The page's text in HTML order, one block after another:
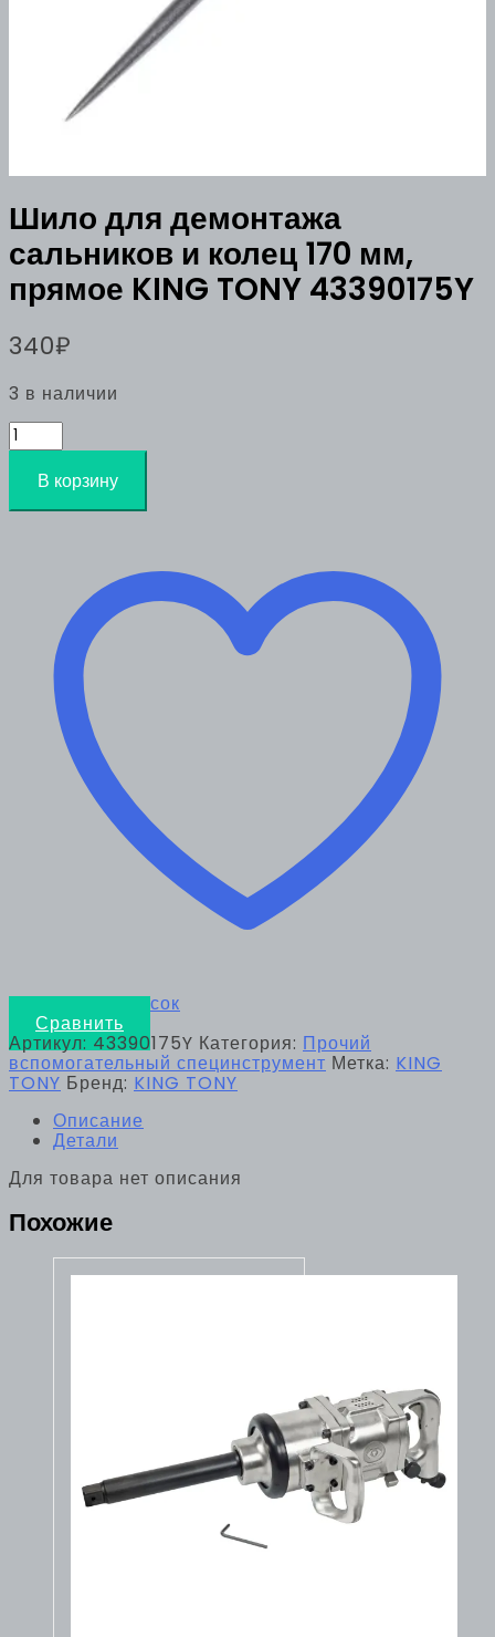
Шило для демонтажа
сальников и колец 170 мм,
прямое KING TONY 43390175Y
340₽
3 в наличии
Количество
товара
Шило
для
демонтажа
прямое
TONY
43390175Y
В корзину
Добавить в список
Сравнить
Артикул: 43390175Y Категория: Прочий
вспомогательный специнструмент Метка: KING
TONY Бренд: KING TONY
Описание
Детали
Для товара нет описания
Похожие